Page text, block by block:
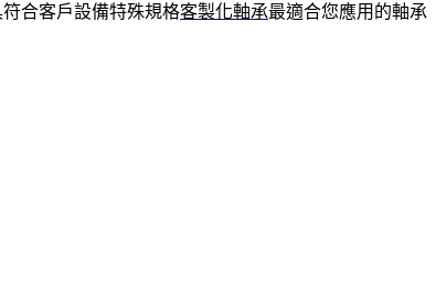
合客戶設備特殊規格客製化軸承最適合您應用的軸承